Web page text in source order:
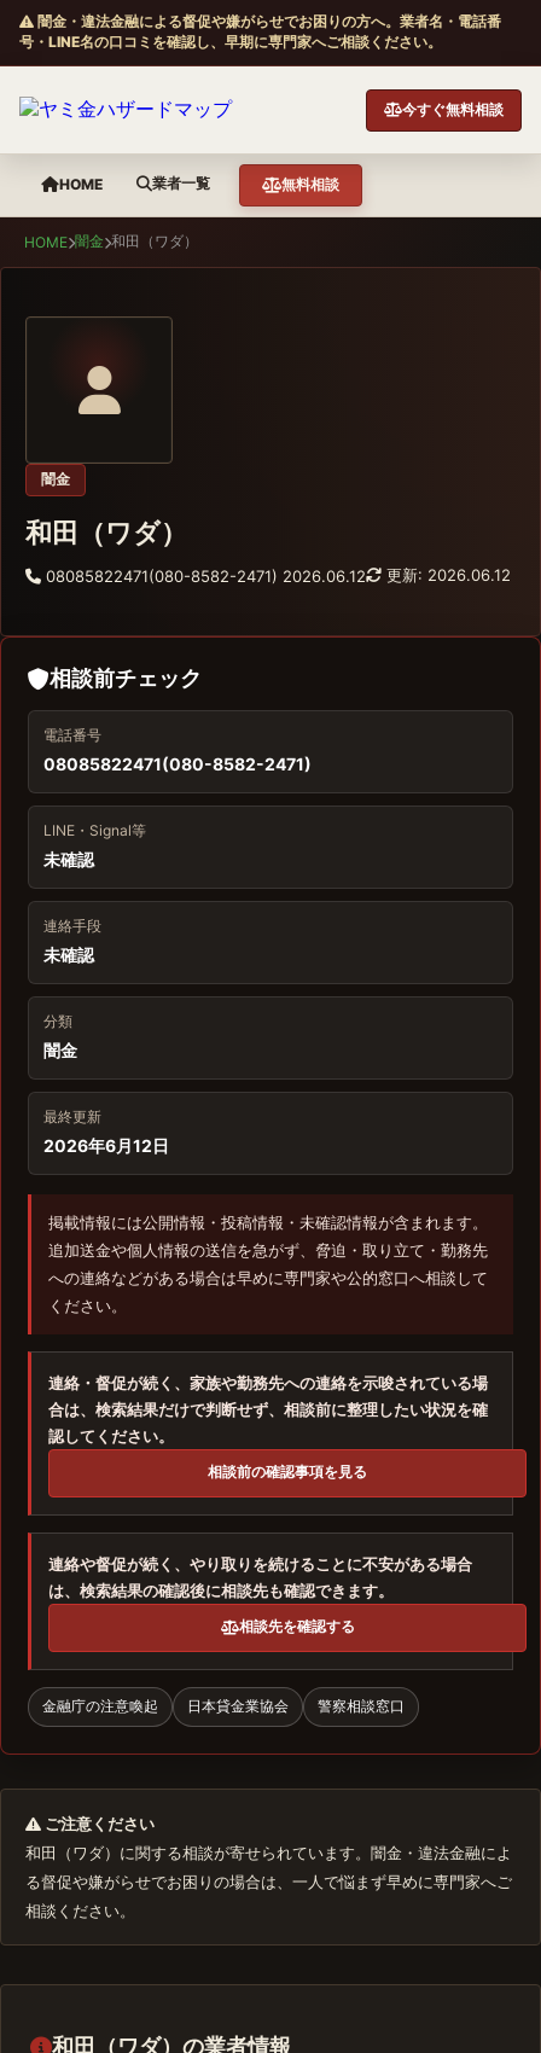
闇金・違法金融による督促や嫌がらせでお困りの方へ。業者名・電話番
号・LINE名の口コミを確認し、早期に専門家へご相談ください。
今すぐ無料相談
HOME 業者一覧 無料相談
HOME 闇金 和田（ワダ）
闇金
和田（ワダ）
08085822471(080-8582-2471) 2026.06.12 更新: 2026.06.12
相談前チェック
電話番号
08085822471(080-8582-2471)
LINE・Signal等
未確認
連絡手段
未確認
分類
闇金
最終更新
2026年6月12日
掲載情報には公開情報・投稿情報・未確認情報が含まれます。
追加送金や個人情報の送信を急がず、脅迫・取り立て・勤務先
への連絡などがある場合は早めに専門家や公的窓口へ相談して
ください。
連絡・督促が続く、家族や勤務先への連絡を示唆されている場
合は、検索結果だけで判断せず、相談前に整理したい状況を確
認してください。
相談前の確認事項を見る
連絡や督促が続く、やり取りを続けることに不安がある場合
は、検索結果の確認後に相談先も確認できます。
相談先を確認する
金融庁の注意喚起 日本貸金業協会 警察相談窓口
ご注意ください
和田（ワダ）に関する相談が寄せられています。闇金・違法金融によ
る督促や嫌がらせでお困りの場合は、一人で悩まず早めに専門家へご
相談ください。
和田（ワダ）の業者情報